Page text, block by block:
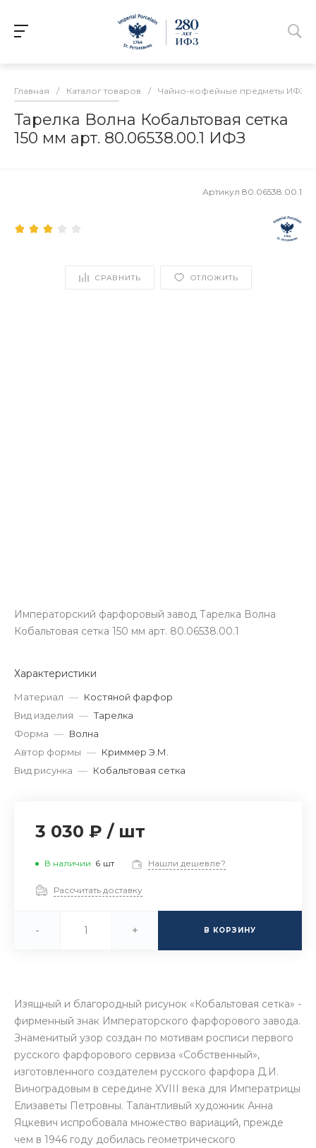
Главная / Каталог товаров / Чайно-кофейные предметы ИФЗ
Тарелка Волна Кобальтовая сетка
150 мм арт. 80.06538.00.1 ИФЗ
Артикул 80.06538.00.1
СРАВНИТЬ ОТЛОЖИТЬ
Императорский фарфоровый завод Тарелка Волна
Кобальтовая сетка 150 мм арт. 80.06538.00.1
Характеристики
Материал — Костяной фарфор
Вид изделия — Тарелка
Форма — Волна
Автор формы — Криммер Э.М.
Вид рисунка — Кобальтовая сетка
3 030 ₽ / шт
В наличии 6 шт Нашли дешевле?
Рассчитать доставку
- + В КОРЗИНУ
Изящный и благородный рисунок «Кобальтовая сетка» -
фирменный знак Императорского фарфорового завода.
Знаменитый узор создан по мотивам росписи первого
русского фарфорового сервиза «Собственный»,
изготовленного создателем русского фарфора Д.И.
Виноградовым в середине XVIII века для Императрицы
Елизаветы Петровны. Талантливый художник Анна
Яцкевич испробовала множество вариаций, прежде
чем в 1946 году добилась геометрического